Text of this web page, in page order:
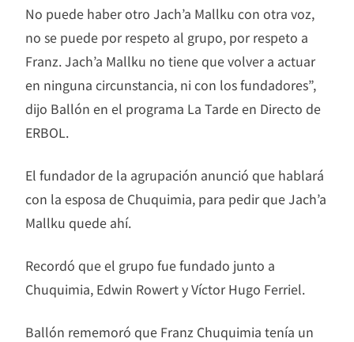
No puede haber otro Jach’a Mallku con otra voz,
no se puede por respeto al grupo, por respeto a
Franz. Jach’a Mallku no tiene que volver a actuar
en ninguna circunstancia, ni con los fundadores”,
dijo Ballón en el programa La Tarde en Directo de
ERBOL.
El fundador de la agrupación anunció que hablará
con la esposa de Chuquimia, para pedir que Jach’a
Mallku quede ahí.
Recordó que el grupo fue fundado junto a
Chuquimia, Edwin Rowert y Víctor Hugo Ferriel.
Ballón rememoró que Franz Chuquimia tenía un